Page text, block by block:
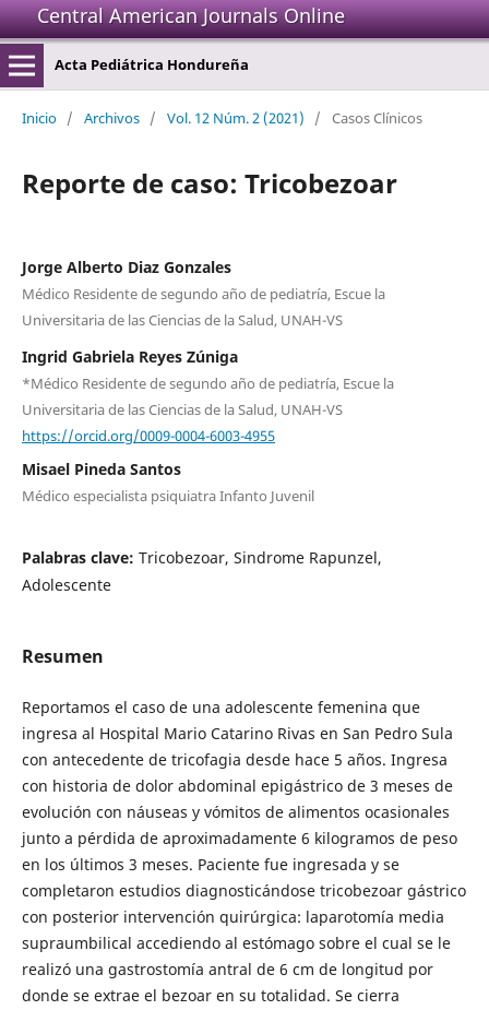
Central American Journals Online
Acta Pediátrica Hondureña
Inicio / Archivos / Vol. 12 Núm. 2 (2021) / Casos Clínicos
Reporte de caso: Tricobezoar
Jorge Alberto Diaz Gonzales
Médico Residente de segundo año de pediatría, Escue la
Universitaria de las Ciencias de la Salud, UNAH-VS
Ingrid Gabriela Reyes Zúniga
*Médico Residente de segundo año de pediatría, Escue la
Universitaria de las Ciencias de la Salud, UNAH-VS
https://orcid.org/0009-0004-6003-4955
Misael Pineda Santos
Médico especialista psiquiatra Infanto Juvenil
Palabras clave: Tricobezoar, Sindrome Rapunzel,
Adolescente
Resumen
Reportamos el caso de una adolescente femenina que
ingresa al Hospital Mario Catarino Rivas en San Pedro Sula
con antecedente de tricofagia desde hace 5 años. Ingresa
con historia de dolor abdominal epigástrico de 3 meses de
evolución con náuseas y vómitos de alimentos ocasionales
junto a pérdida de aproximadamente 6 kilogramos de peso
en los últimos 3 meses. Paciente fue ingresada y se
completaron estudios diagnosticándose tricobezoar gástrico
con posterior intervención quirúrgica: laparotomía media
supraumbilical accediendo al estómago sobre el cual se le
realizó una gastrostomía antral de 6 cm de longitud por
donde se extrae el bezoar en su totalidad. Se cierra